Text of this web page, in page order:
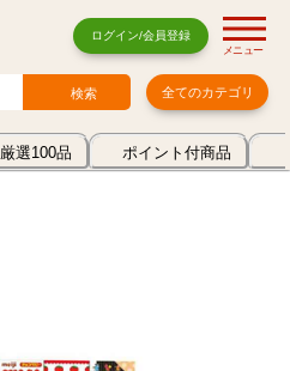
ログイン/会員登録
メニュー
全てのカテゴリ
厳選100品 ポイント付商品